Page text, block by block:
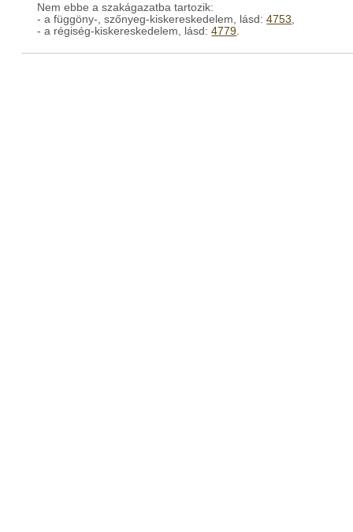
Nem ebbe a szakágazatba tartozik:
- a függöny-, szőnyeg-kiskereskedelem, lásd:4753,
- a régiség-kiskereskedelem, lásd:4779.